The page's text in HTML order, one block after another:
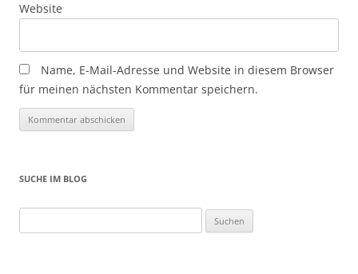
Website
Name, E-Mail-Adresse und Website in diesem Browser
für meinen nächsten Kommentar speichern.
SUCHE IM BLOG
nach: